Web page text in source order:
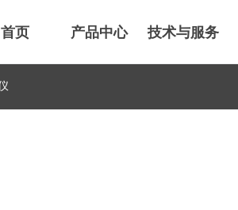
首页 产品中心 技术与服务